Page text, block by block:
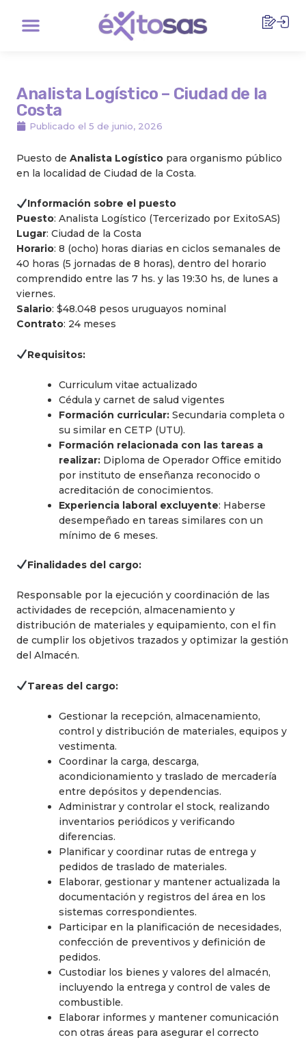
Menu
Analista Logístico – Ciudad de la
Costa
Publicado el 5 de junio, 2026
Puesto de Analista Logístico para organismo público
en la localidad de Ciudad de la Costa.
Información sobre el puesto
Puesto: Analista Logístico (Tercerizado por ExitoSAS)
Lugar: Ciudad de la Costa
Horario: 8 (ocho) horas diarias en ciclos semanales de
40 horas (5 jornadas de 8 horas), dentro del horario
comprendido entre las 7 hs. y las 19:30 hs, de lunes a
viernes.
Salario: $48.048 pesos uruguayos nominal
Contrato: 24 meses
Requisitos:
Curriculum vitae actualizado
Cédula y carnet de salud vigentes
Formación curricular: Secundaria completa o
su similar en CETP (UTU).
Formación relacionada con las tareas a
realizar: Diploma de Operador Office emitido
por instituto de enseñanza reconocido o
acreditación de conocimientos.
Experiencia laboral excluyente: Haberse
desempeñado en tareas similares con un
mínimo de 6 meses.
Finalidades del cargo:
Responsable por la ejecución y coordinación de las
actividades de recepción, almacenamiento y
distribución de materiales y equipamiento, con el fin
de cumplir los objetivos trazados y optimizar la gestión
del Almacén.
Tareas del cargo:
Gestionar la recepción, almacenamiento,
control y distribución de materiales, equipos y
vestimenta.
Coordinar la carga, descarga,
acondicionamiento y traslado de mercadería
entre depósitos y dependencias.
Administrar y controlar el stock, realizando
inventarios periódicos y verificando
diferencias.
Planificar y coordinar rutas de entrega y
pedidos de traslado de materiales.
Elaborar, gestionar y mantener actualizada la
documentación y registros del área en los
sistemas correspondientes.
Participar en la planificación de necesidades,
confección de preventivos y definición de
pedidos.
Custodiar los bienes y valores del almacén,
incluyendo la entrega y control de vales de
combustible.
Elaborar informes y mantener comunicación
con otras áreas para asegurar el correcto